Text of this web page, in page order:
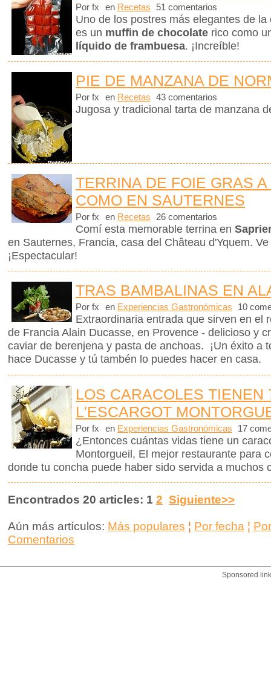
Por fx en Recetas 51 comentarios
Uno de los postres más elegantes de
es un muffin de chocolate rico como
líquido de frambuesa. ¡Increíble!
PIE DE MANZANA DE
Por fx en Recetas 43 comentarios
Jugosa y tradicional tarta de manzana
TERRINA DE FOIE GRAS
COMO EN SAUTERNES
Por fx en Recetas 26 comentarios
Comí esta memorable terrina en
en Sauternes, Francia, casa del Château d'Yquem.
¡Espectacular!
TRAS BAMBALINAS EN
Por fx en Experiencias Gastronómicas 10
Extraordinaria entrada que sirven en el
de Francia Alain Ducasse, en Provence - delicioso y
caviar de berenjena y pasta de anchoas. ¡Un éxito a
hace Ducasse y tú tambén lo puedes hacer en casa.
LOS CARACOLES TIENEN
L'ESCARGOT
Por fx en Experiencias Gastronómicas 17
¿Entonces cuántas vidas tiene un
Montorgueil, El mejor restaurante para
donde tu concha puede haber sido servida a muchos
Encontrados 20 articles: 1 2 Siguiente>>
Aún más artículos: Más populares ¦ Por fecha ¦
Comentarios
Sponsored